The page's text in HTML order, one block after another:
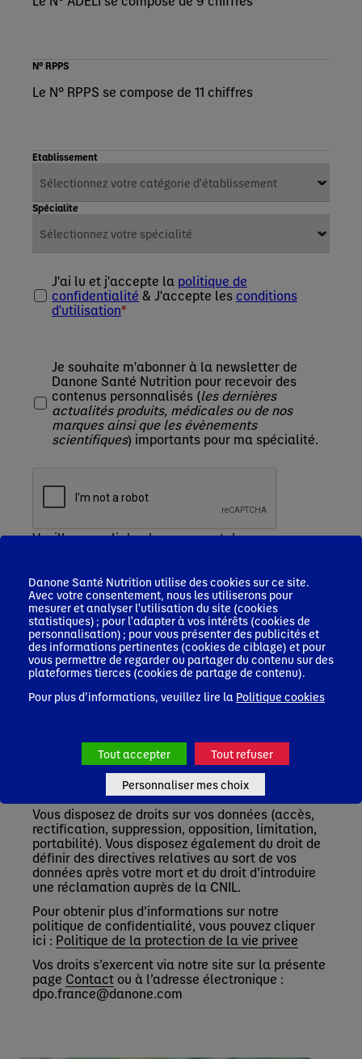
N° RPPS
Le N° RPPS se compose de 11 chiffres
Etablissement
Spécialite
J'ai lu et j'accepte la politique de
confidentialité & J'accepte lesconditions
d'utilisation
Je souhaite m'abonner à la newsletter de
Danone Santé Nutrition pour recevoir des
contenus personnalisés (les dernières
actualités produits, médicales ou de nos
marques ainsi que les évènements
scientifiques) importants pour ma spécialité.
Veuillez remplir le champ recaptcha
Les informations que vous nous communiquez
font l'objet d'un traitement sur la base de votre
consentement, par Nutricia Nutrition Clinique
SAS, responsable de ce traitement, afin de vous
inscrire, accéder à la plateforme et recevoir des
newsletters, le cas échéant.
durée de 3 ans après le dernier contact actif avec
Blédina SAS en charge de la gestion du service
professionnels de santé (PDS) ainsi que de leurs
prestataires en charge de l’hébergement et
gestion de nos bases de données.
Vous disposez de droits sur vos données (accès,
rectification, suppression, opposition, limitation,
portabilité). Vous disposez également du droit de
définir des directives relatives au sort de vos
données après votre mort et du droit d’introduire
une réclamation auprès de la CNIL.
Pour obtenir plus d’informations sur notre
politique de confidentialité, vous pouvez cliquer
ici : Politique de la protection de la vie privee
Vos droits s’exercent via notre site sur la présente
page Contactou à l’adresse électronique :
dpo.france@danone.com
Danone Santé Nutrition utilise des cookies sur ce site.
Avec votre consentement, nous les utiliserons pour
mesurer et analyser l'utilisation du site (cookies
statistiques) ; pour l'adapter à vos intérêts (cookies de
personnalisation) ; pour vous présenter des publicités et
des informations pertinentes (cookies de ciblage) et pour
vous permettre de regarder ou partager du contenu sur des
plateformes tierces (cookies de partage de contenu).
Pour plus d’informations, veuillez lire la Politique cookies
Tout accepter Tout refuser
Personnaliser mes choix